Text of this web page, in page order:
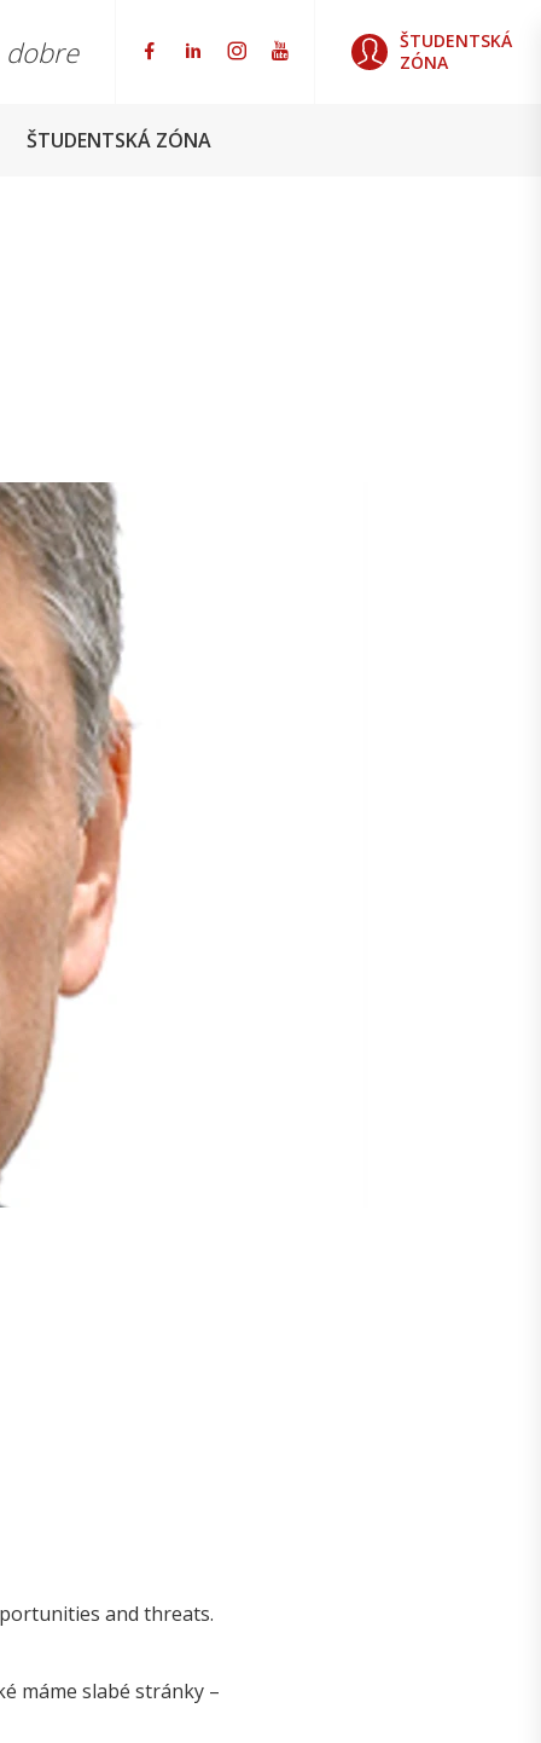
dobre
ŠTUDENTSKÁ
ZÓNA
ŠTUDENTSKÁ ZÓNA
and threats.
máme slabé stránky –